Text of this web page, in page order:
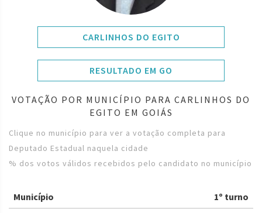
CARLINHOS DO EGITO
RESULTADO EM GO
VOTAÇÃO POR MUNICÍPIO PARA CARLINHOS DO
EGITO EM GOIÁS
Clique no município para ver a votação completa para
Deputado Estadual naquela cidade
% dos votos válidos recebidos pelo candidato no município
Município 1º turno